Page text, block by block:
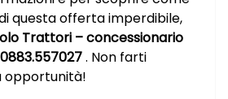
questa offerta imperdibile,
Trattori – concessionario
0883.557027. Non farti
opportunità!